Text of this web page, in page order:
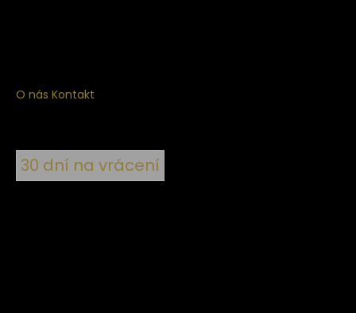
O nás Kontakt
30 dní na vrácení